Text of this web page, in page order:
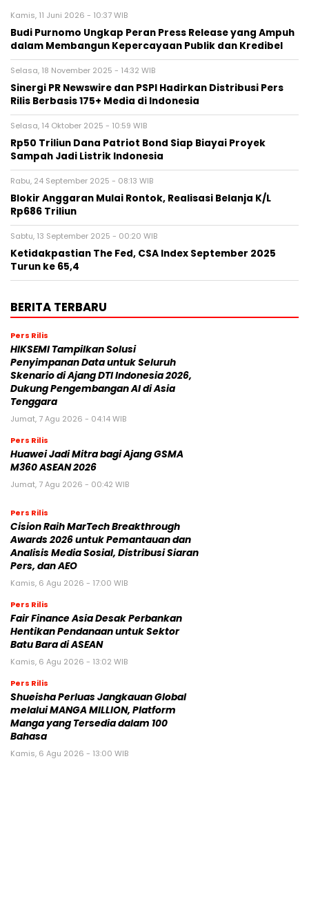
Kamis, 11 Juni 2026 - 10:37 WIB
Budi Purnomo Ungkap Peran Press Release yang Ampuh
dalam Membangun Kepercayaan Publik dan Kredibel
Selasa, 18 November 2025 - 14:32 WIB
Sinergi PR Newswire dan PSPI Hadirkan Distribusi Pers
Rilis Berbasis 175+ Media di Indonesia
Selasa, 14 Oktober 2025 - 10:59 WIB
Rp50 Triliun Dana Patriot Bond Siap Biayai Proyek
Sampah Jadi Listrik Indonesia
Rabu, 24 September 2025 - 08:13 WIB
Blokir Anggaran Mulai Rontok, Realisasi Belanja K/L
Rp686 Triliun
Sabtu, 13 September 2025 - 00:20 WIB
Ketidakpastian The Fed, CSA Index September 2025
Turun ke 65,4
BERITA TERBARU
Pers Rilis
HIKSEMI Tampilkan Solusi
Penyimpanan Data untuk Seluruh
Skenario di Ajang DTI Indonesia 2026,
Dukung Pengembangan AI di Asia
Tenggara
Jumat, 7 Agu 2026 - 04:14 WIB
Pers Rilis
Huawei Jadi Mitra bagi Ajang GSMA
M360 ASEAN 2026
Jumat, 7 Agu 2026 - 00:42 WIB
Pers Rilis
Cision Raih MarTech Breakthrough
Awards 2026 untuk Pemantauan dan
Analisis Media Sosial, Distribusi Siaran
Pers, dan AEO
Kamis, 6 Agu 2026 - 17:00 WIB
Pers Rilis
Fair Finance Asia Desak Perbankan
Hentikan Pendanaan untuk Sektor
Batu Bara di ASEAN
Kamis, 6 Agu 2026 - 13:02 WIB
Pers Rilis
Shueisha Perluas Jangkauan Global
melalui MANGA MILLION, Platform
Manga yang Tersedia dalam 100
Bahasa
Kamis, 6 Agu 2026 - 13:00 WIB